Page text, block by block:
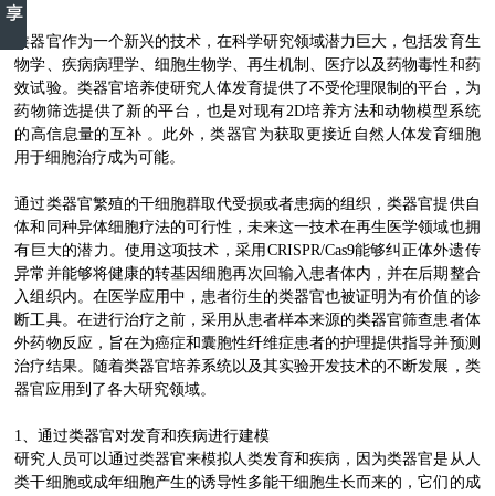
类器官作为一个新兴的技术，在科学研究领域潜力巨大，包括发育生
物学、疾病病理学、细胞生物学、再生机制、医疗以及药物毒性和药
效试验。类器官培养使研究人体发育提供了不受伦理限制的平台，为
药物筛选提供了新的平台，也是对现有2D培养方法和动物模型系统
的高信息量的互补 。此外，类器官为获取更接近自然人体发育细胞
用于细胞治疗成为可能。
通过类器官繁殖的干细胞群取代受损或者患病的组织，类器官提供自
体和同种异体细胞疗法的可行性，未来这一技术在再生医学领域也拥
有巨大的潜力。使用这项技术，采用CRISPR/Cas9能够纠正体外遗传
异常并能够将健康的转基因细胞再次回输入患者体内，并在后期整合
入组织内。在医学应用中，患者衍生的类器官也被证明为有价值的诊
断工具。在进行治疗之前，采用从患者样本来源的类器官筛查患者体
外药物反应，旨在为癌症和囊胞性纤维症患者的护理提供指导并预测
治疗结果。随着类器官培养系统以及其实验开发技术的不断发展，类
器官应用到了各大研究领域。
1、通过类器官对发育和疾病进行建模
研究人员可以通过类器官来模拟人类发育和疾病，因为类器官是从人
类干细胞或成年细胞产生的诱导性多能干细胞生长而来的，它们的成